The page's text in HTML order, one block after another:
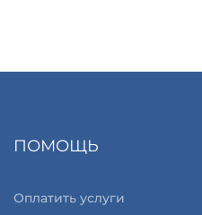
ПОМОЩЬ
Оплатить услуги